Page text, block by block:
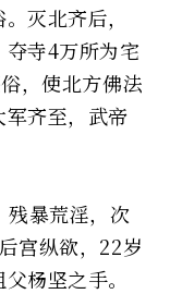
灭北齐后，
寺4万所为宅
，使北方佛法
齐至，武帝
残暴荒淫，次
宫纵欲，22岁
杨坚之手。